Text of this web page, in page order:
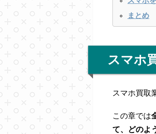
まとめ
スマホ
スマホ買取
この章では
て、どのよ